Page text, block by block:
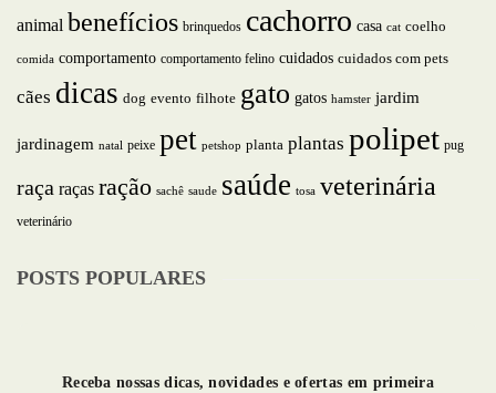
animal benefícios brinquedos cachorro casa cat coelho
comida comportamento comportamento felino cuidados cuidados com pets
cães dicas dog evento filhote gato gatos hamster jardim
jardinagem natal peixe pet petshop planta plantas polipet pug
raça raças ração sachê saude saúde tosa veterinária
veterinário
POSTS POPULARES
Receba nossas dicas, novidades e ofertas em primeira